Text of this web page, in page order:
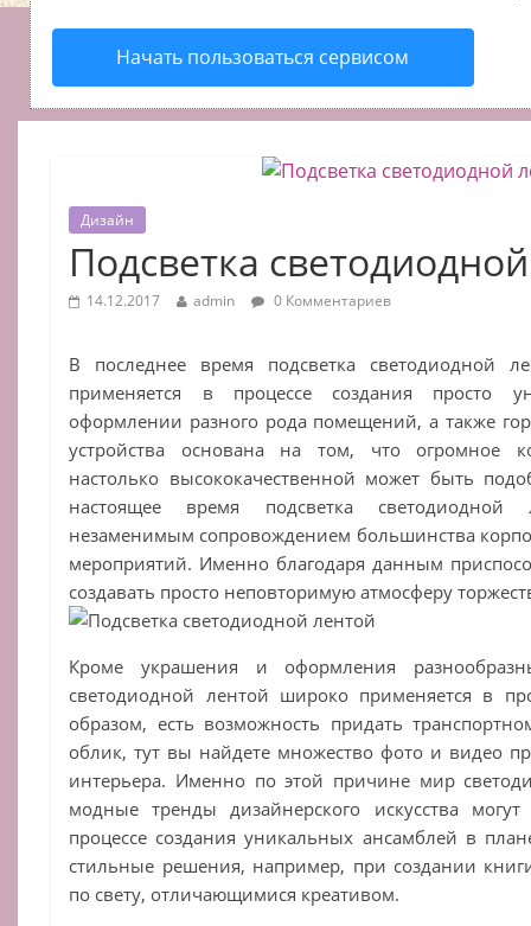
Начать пользоваться сервисом
Дизайн
Подсветка
14.12.2017 admin 0 Комментариев
В последнее время подсветка светодиодной
применяется в процессе создания просто
оформлении разного рода помещений, а также
устройства основана на том, что огромное
настолько высококачественной может быть
настоящее время подсветка светодиодной
незаменимым сопровождением большинства
мероприятий. Именно благодаря данным
создавать просто неповторимую атмосферу
Кроме украшения и оформления
светодиодной лентой широко применяется в
образом, есть возможность придать
облик, тут вы найдете множество фото и видео
интерьера. Именно по этой причине мир
модные тренды дизайнерского искусства
процессе создания уникальных ансамблей в
стильные решения, например, при создании
по свету, отличающимися креативом.